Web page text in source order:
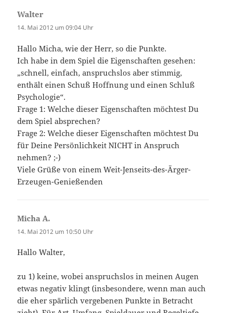
Walter
14. Mai 2012 um 09:04 Uhr
Hallo Micha, wie der Herr, so die Punkte.
Ich habe in dem Spiel die Eigenschaften gesehen:
„schnell, einfach, anspruchslos aber stimmig,
enthält einen Schuß Hoffnung und einen Schluß
Psychologie“.
Frage 1: Welche dieser Eigenschaften möchtest Du
dem Spiel absprechen?
Frage 2: Welche dieser Eigenschaften möchtest Du
für Deine Persönlichkeit NICHT in Anspruch
nehmen? ;-)
Viele Grüße von einem Weit-Jenseits-des-Ärger-
Erzeugen-Genießenden
Micha A.
14. Mai 2012 um 10:50 Uhr
Hallo Walter,
zu 1) keine, wobei anspruchslos in meinen Augen
etwas negativ klingt (insbesondere, wenn man auch
die eher spärlich vergebenen Punkte in Betracht